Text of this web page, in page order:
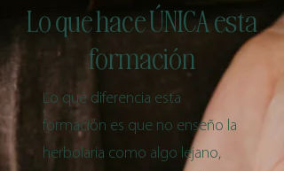
Lo que hace ÚNICA esta
formación
Lo que diferencia esta
formación es que no enseño la
herbolaria como algo lejano,